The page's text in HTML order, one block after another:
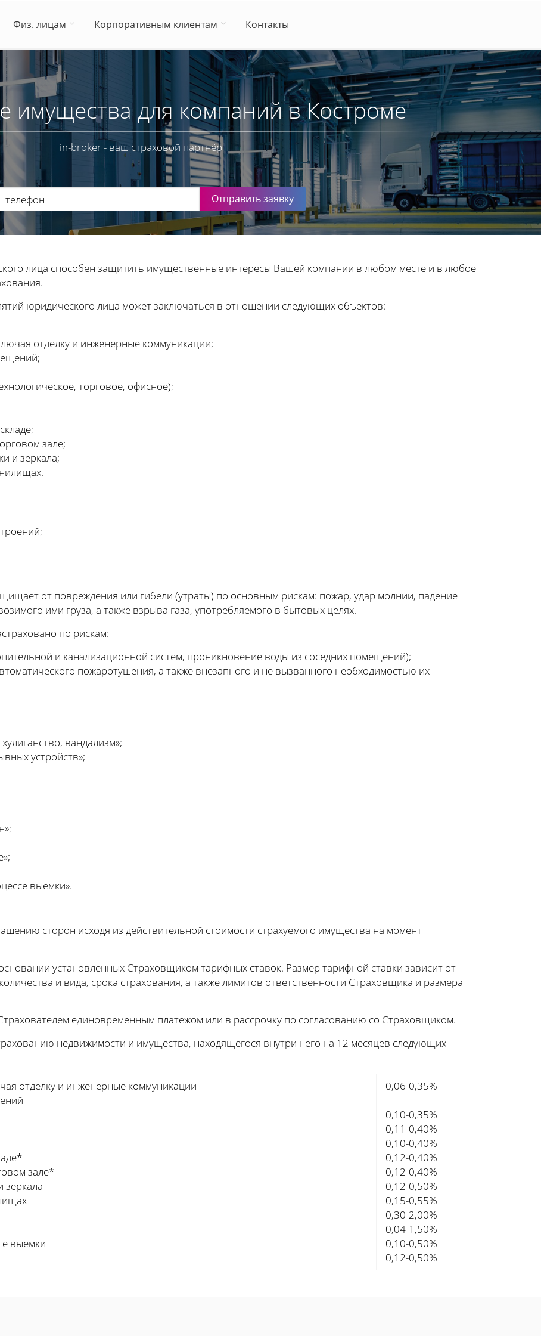
Физ. лицам Корпоративным клиентам Контакты
имущества для компаний в Костроме
in-broker - ваш страховой партнёр
Отправить заявку
лица способен защитить имущественные интересы Вашей компании в любом месте и в любое
юридического лица может заключаться в отношении следующих объектов:
отделку и инженерные коммуникации;
торговое, офисное);
зале;
и зеркала;
от повреждения или гибели (утраты) по основным рискам: пожар, удар молнии, падение
ими груза, а также взрыва газа, употребляемого в бытовых целях.
по рискам:
и канализационной систем, проникновение воды из соседних помещений);
пожаротушения, а также внезапного и не вызванного необходимостью их
вандализм»;
устройств»;
выемки».
сторон исходя из действительной стоимости страхуемого имущества на момент
установленных Страховщиком тарифных ставок. Размер тарифной ставки зависит от
и вида, срока страхования, а также лимитов ответственности Страховщика и размера
единовременным платежом или в рассрочку по согласованию со Страховщиком.
недвижимости и имущества, находящегося внутри него на 12 месяцев следующих
отделку и инженерные коммуникации
зале*
зеркала
выемки
0,06-0,35%
0,10-0,35%
0,11-0,40%
0,10-0,40%
0,12-0,40%
0,12-0,40%
0,12-0,50%
0,15-0,55%
0,30-2,00%
0,04-1,50%
0,10-0,50%
0,12-0,50%